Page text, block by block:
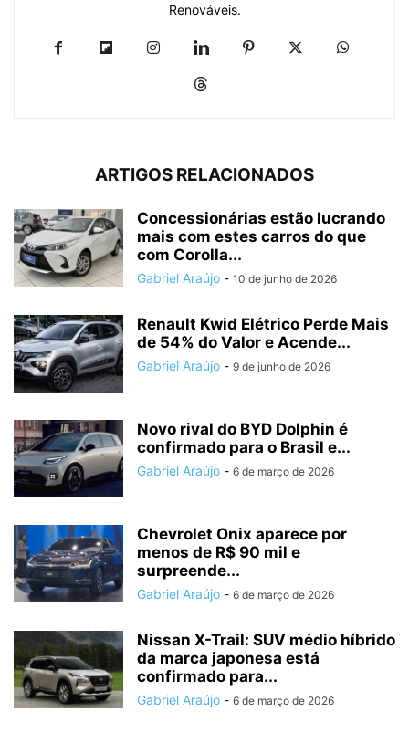
Renováveis.
ARTIGOS RELACIONADOS
Concessionárias estão lucrando
mais com estes carros do que
com Corolla...
Gabriel Araújo - 10 de junho de 2026
Renault Kwid Elétrico Perde Mais
de 54% do Valor e Acende...
Gabriel Araújo - 9 de junho de 2026
Novo rival do BYD Dolphin é
confirmado para o Brasil e...
Gabriel Araújo - 6 de março de 2026
Chevrolet Onix aparece por
menos de R$ 90 mil e
surpreende...
Gabriel Araújo - 6 de março de 2026
Nissan X-Trail: SUV médio híbrido
da marca japonesa está
confirmado para...
Gabriel Araújo - 6 de março de 2026